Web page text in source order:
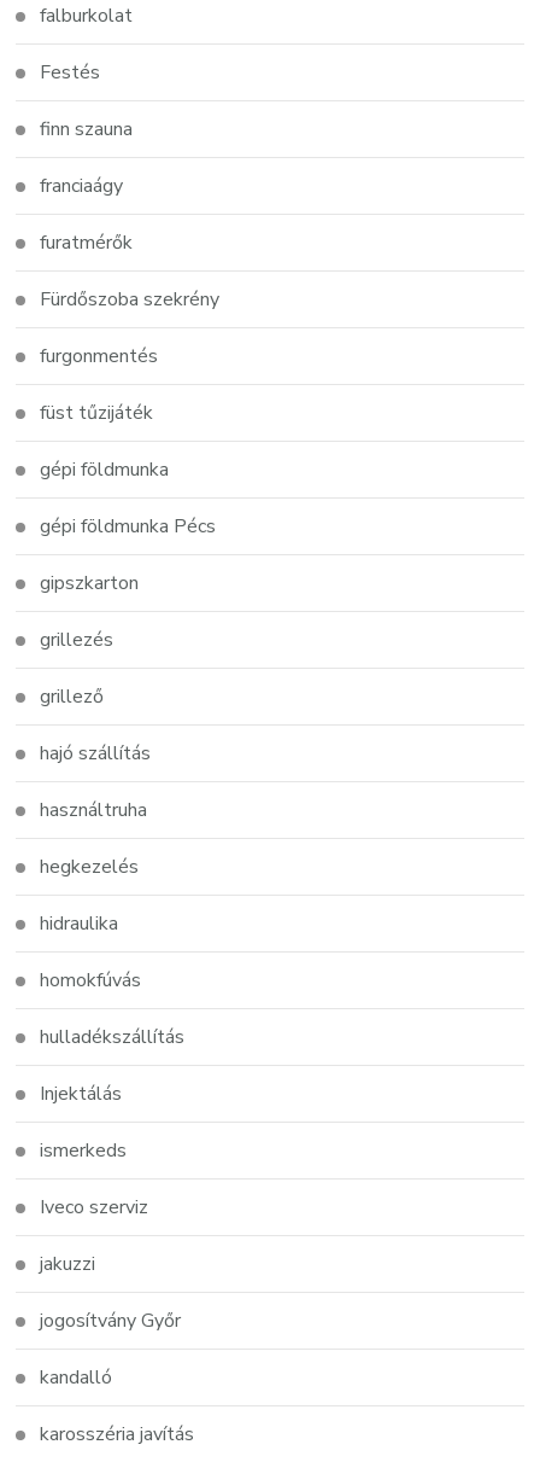
falburkolat
Festés
finn szauna
franciaágy
furatmérők
Fürdőszoba szekrény
furgonmentés
füst tűzijáték
gépi földmunka
gépi földmunka Pécs
gipszkarton
grillezés
grillező
hajó szállítás
használtruha
hegkezelés
hidraulika
homokfúvás
hulladékszállítás
Injektálás
ismerkeds
Iveco szerviz
jakuzzi
jogosítvány Győr
kandalló
karosszéria javítás